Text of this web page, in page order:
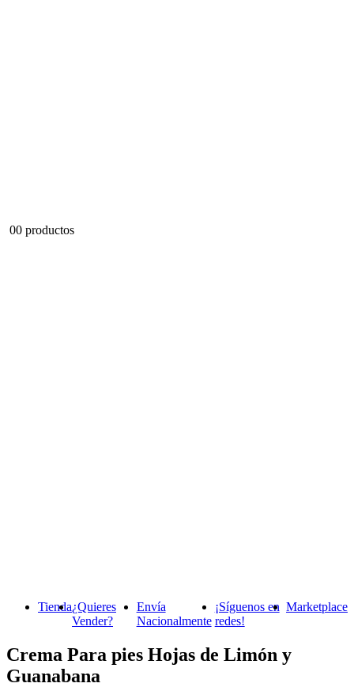
00 productos
Tienda¿Quieres
Vender?
Envía
Nacionalmente
¡Síguenos en
redes!
Marketplace
Crema Para pies Hojas de Limón y
Guanabana